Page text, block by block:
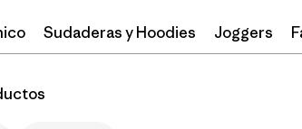
(9) (8)
Sudaderas y Hoodies Joggers